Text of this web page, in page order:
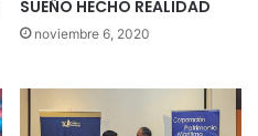
SUEÑO HECHO REALIDAD
noviembre 6, 2020